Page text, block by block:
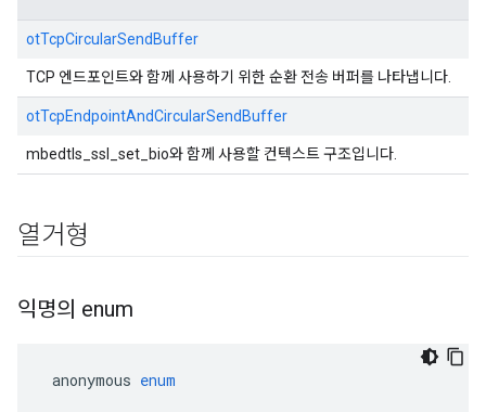
otTcpCircularSendBuffer
TCP 엔드포인트와 함께 사용하기 위한 순환 전송 버퍼를 나타냅니다.
otTcpEndpointAndCircularSendBuffer
mbedtls_ssl_set_bio와 함께 사용할 컨텍스트 구조입니다.
열거형
익명의 enum
anonymous enum